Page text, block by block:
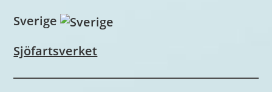
Sverige
Sjöfartsverket